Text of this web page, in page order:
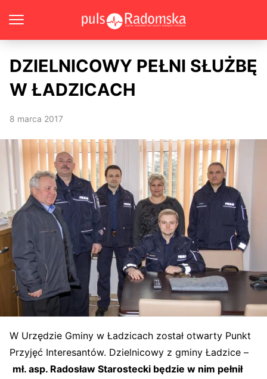
DZIELNICOWY PEŁNI SŁUŻBĘ
W ŁADZICACH
8 marca 2017
W Urzędzie Gminy w Ładzicach został otwarty Punkt
Przyjęć Interesantów. Dzielnicowy z gminy Ładzice –
mł. asp. Radosław Starostecki będzie w nim pełnił